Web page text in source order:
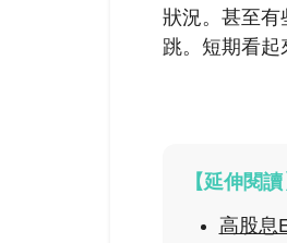
狀況。甚至有
跳。短期看起
【延伸閱讀
高股息